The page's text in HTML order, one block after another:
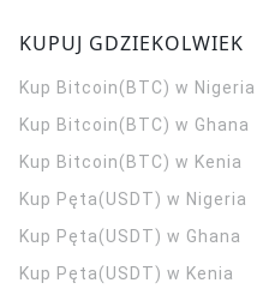
KUPUJ GDZIEKOLWIEK
Kup Bitcoin(BTC) w Nigeria
Kup Bitcoin(BTC) w Ghana
Kup Bitcoin(BTC) w Kenia
Kup Pęta(USDT) w Nigeria
Kup Pęta(USDT) w Ghana
Kup Pęta(USDT) w Kenia